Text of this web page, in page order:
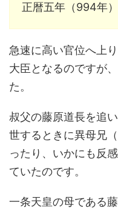
正暦五年（994年
急速に高い官位へ上
大臣となるのですが
た。
叔父の藤原道長を追
世するときに異母兄
ったり、いかにも反
ていたのです。
一条天皇の母である